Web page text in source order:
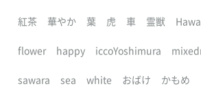
紅茶 華やか 葉 虎 車 霊獣
flower happy iccoYoshimura
sawara sea white おばけ かもめ